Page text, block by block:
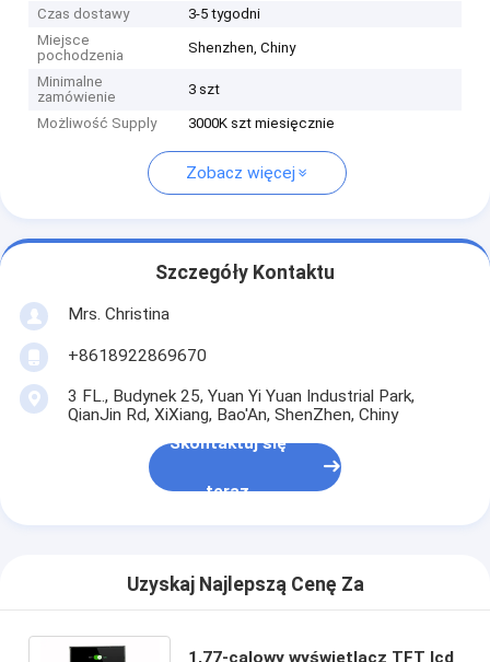
Czas dostawy
3-5 tygodni
Miejsce
pochodzenia
Shenzhen, Chiny
Minimalne
zamówienie
3 szt
Możliwość Supply 3000K szt miesięcznie
Zobacz więcej
Szczegóły Kontaktu
Mrs. Christina
+8618922869670
3 FL., Budynek 25, Yuan Yi Yuan Industrial Park,
QianJin Rd, XiXiang, Bao'An, ShenZhen, Chiny
Skontaktuj się
teraz
Uzyskaj Najlepszą Cenę Za
1,77-calowy wyświetlacz TFT lcd